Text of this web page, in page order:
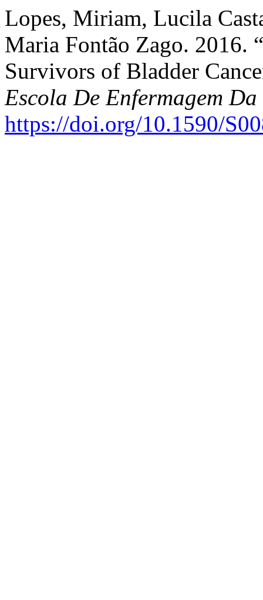
Lopes, Miriam, Lucila
Maria Fontão Zago. 2016.
Survivors of Bladder
Escola De Enfermagem Da
https://doi.org/10.1590/